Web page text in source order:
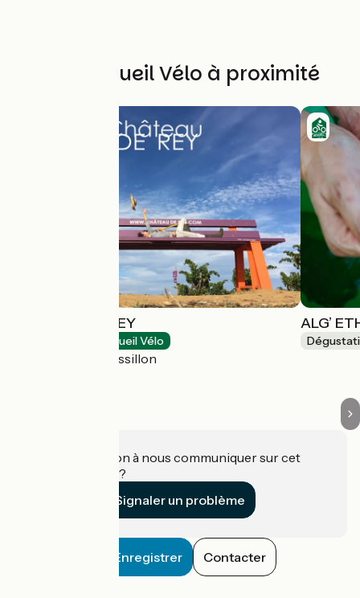
Autres Accueil Vélo à proximité
CHATEAU DE REY
Accueil Vélo
Canet-en-Roussillon
ALG’
Une information à nous communiquer sur cet
établissement ?
Signaler un problème
Enregistrer Contacter